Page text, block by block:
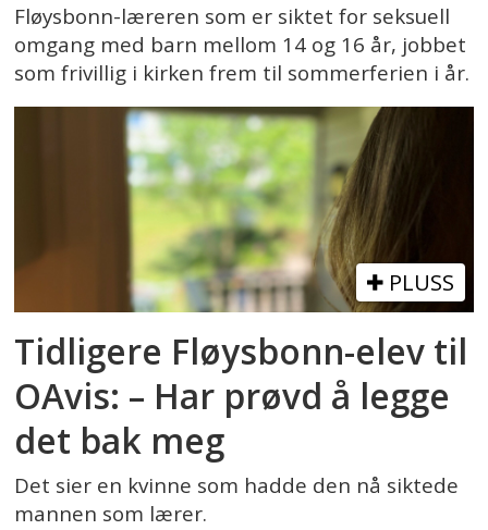
Fløysbonn-læreren som er siktet for seksuell
omgang med barn mellom 14 og 16 år, jobbet
som frivillig i kirken frem til sommerferien i år.
PLUSS
Tidligere Fløysbonn-elev til
OAvis: – Har prøvd å legge
det bak meg
Det sier en kvinne som hadde den nå siktede
mannen som lærer.